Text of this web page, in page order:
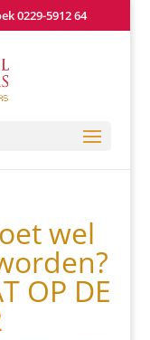
0229-5912 64
wel
OP DE